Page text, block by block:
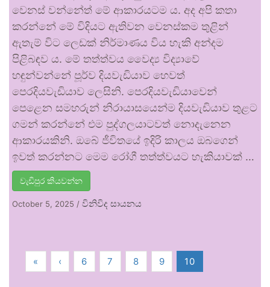
වෙනස් වන්නේත් මේ ආකාරයටම ය. අද අපි කතා
කරන්නේ මේ විදියට ඇතිවන වෙනස්කම තුළින්
ඇතැම් විට ලෙඩක් නිර්මාණය විය හැකි අන්දම
පිළිබඳව ය. මේ තත්ත්වය වෛද්‍ය විද්‍යාවේ
හඳුන්වන්නේ පූර්ව දියවැඩියාව හෙවත්
පෙරදියවැඩියාව ලෙසිනි. පෙරදියවැඩියාවෙන්
පෙළෙන සමහරුන් නිරායාසයෙන්ම දියවැඩියාව තුළට
ගමන් කරන්නේ එම පුද්ගලයාටවත් නොදැනෙන
ආකාරයකිනි. ඔබේ ජීවිතයේ ඉදිරි කාලය ඔබගෙන්
ඉවත් කරන්නට මෙම රෝගී තත්ත්වයට හැකියාවක් …
වැඩිපුර කියවන්න
October 5, 2025 / විනිවිද සායනය
« ‹ 6 7 8 9 10